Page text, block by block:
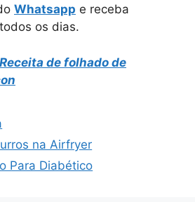
Whatsapp e receba
os dias.
Receita de folhado de
na Airfryer
Para Diabético